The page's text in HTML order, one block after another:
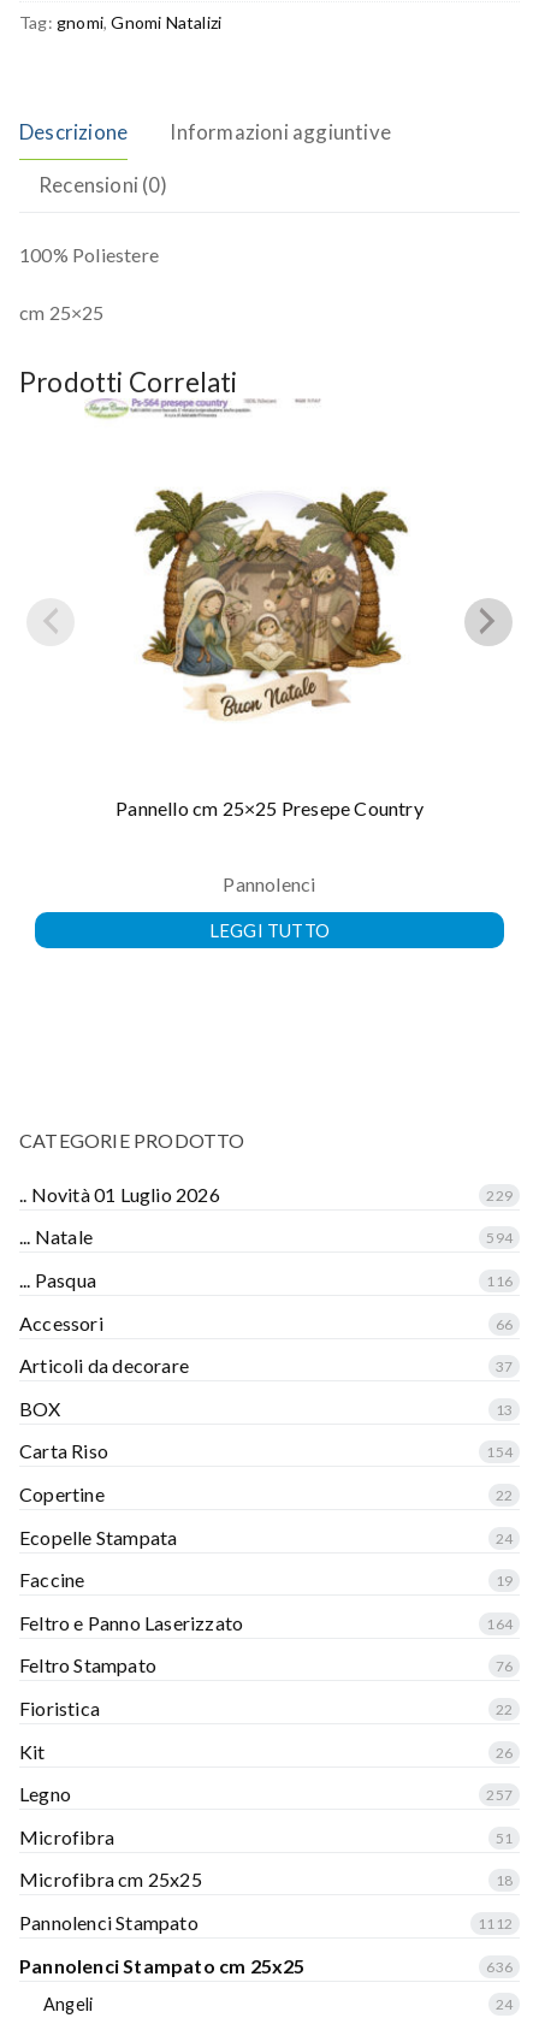
Tag: gnomi,Gnomi Natalizi
Descrizione Informazioni aggiuntive
Recensioni (0)
100% Poliestere
cm 25×25
Prodotti Correlati
Pannello cm 25×25 Presepe Country
Pannolenci
LEGGI TUTTO
CATEGORIE PRODOTTO
.. Novità 01 Luglio 2026 229
... Natale 594
... Pasqua 116
Accessori 66
Articoli da decorare 37
BOX 13
Carta Riso 154
Copertine 22
Ecopelle Stampata 24
Faccine 19
Feltro e Panno Laserizzato 164
Feltro Stampato 76
Fioristica 22
Kit 26
Legno 257
Microfibra 51
Microfibra cm 25x25 18
Pannolenci Stampato 1112
Pannolenci Stampato cm 25x25 636
Angeli 24